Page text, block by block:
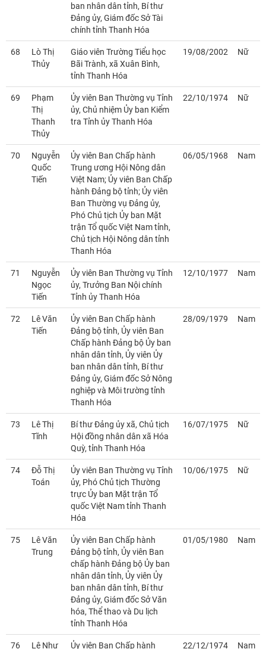
ban nhân dân tỉnh, Bí thư
Đảng ủy, Giám đốc Sở Tài
chính tỉnh Thanh Hóa
68
Lò Thị
Thủy
Giáo viên Trường Tiểu học
Bãi Trành, xã Xuân Bình,
tỉnh Thanh Hóa
19/08/2002 Nữ
69
Phạm
Thị
Thanh
Thủy
Ủy viên Ban Thường vụ Tỉnh
ủy, Chủ nhiệm Ủy ban Kiểm
tra Tỉnh ủy Thanh Hóa
22/10/1974 Nữ
70
Nguyễn
Quốc
Tiến
Ủy viên Ban Chấp hành
Trung ương Hội Nông dân
Việt Nam; Ủy viên Ban Chấp
hành Đảng bộ tỉnh; Ủy viên
Ban Thường vụ Đảng ủy,
Phó Chủ tịch Ủy ban Mặt
trận Tổ quốc Việt Nam tỉnh,
Chủ tịch Hội Nông dân tỉnh
Thanh Hóa
06/05/1968 Nam
71
Nguyễn
Ngọc
Tiến
Ủy viên Ban Thường vụ Tỉnh
ủy, Trưởng Ban Nội chính
Tỉnh ủy Thanh Hóa
12/10/1977 Nam
72
Lê Văn
Tiến
Ủy viên Ban Chấp hành
Đảng bộ tỉnh, Ủy viên Ban
Chấp hành Đảng bộ Ủy ban
nhân dân tỉnh, Ủy viên Ủy
ban nhân dân tỉnh, Bí thư
Đảng ủy, Giám đốc Sở Nông
nghiệp và Môi trường tỉnh
Thanh Hóa
28/09/1979 Nam
73
Lê Thị
Tĩnh
Bí thư Đảng ủy xã, Chủ tịch
Hội đồng nhân dân xã Hóa
Quỳ, tỉnh Thanh Hóa
16/07/1975 Nữ
74
Đỗ Thị
Toán
Ủy viên Ban Thường vụ Tỉnh
ủy, Phó Chủ tịch Thường
trực Ủy ban Mặt trận Tổ
quốc Việt Nam tỉnh Thanh
Hóa
10/06/1975 Nữ
75
Lê Văn
Trung
Ủy viên Ban Chấp hành
Đảng bộ tỉnh, Ủy viên Ban
chấp hành Đảng bộ Ủy ban
nhân dân tỉnh, Ủy viên Ủy
ban nhân dân tỉnh, Bí thư
Đảng ủy, Giám đốc Sở Văn
hóa, Thể thao và Du lịch
tỉnh Thanh Hóa
01/05/1980 Nam
76 Lê Như Ủy viên Ban Chấp hành 22/12/1974 Nam